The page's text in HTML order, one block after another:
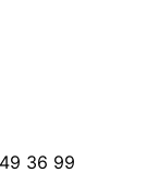
36 99